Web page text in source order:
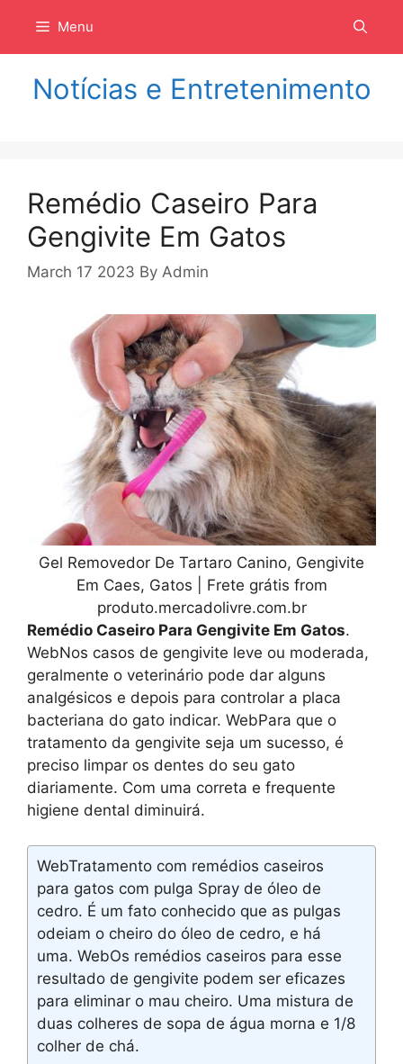
isi
Menu
Notícias e Entretenimento
Remédio Caseiro Para
Gengivite Em Gatos
March 17 2023 By Admin
Gel Removedor De Tartaro Canino, Gengivite
Em Caes, Gatos | Frete grátis from
produto.mercadolivre.com.br
Remédio Caseiro Para Gengivite Em Gatos.
WebNos casos de gengivite leve ou moderada,
geralmente o veterinário pode dar alguns
analgésicos e depois para controlar a placa
bacteriana do gato indicar. WebPara que o
tratamento da gengivite seja um sucesso, é
preciso limpar os dentes do seu gato
diariamente. Com uma correta e frequente
higiene dental diminuirá.
WebTratamento com remédios caseiros
para gatos com pulga Spray de óleo de
cedro. É um fato conhecido que as pulgas
odeiam o cheiro do óleo de cedro, e há
uma. WebOs remédios caseiros para esse
resultado de gengivite podem ser eficazes
para eliminar o mau cheiro. Uma mistura de
duas colheres de sopa de água morna e 1/8
colher de chá.